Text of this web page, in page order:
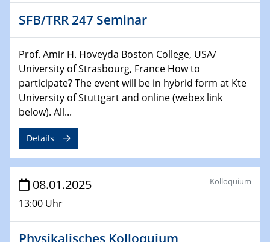
29.01.2025
Physikalisches Kolloquium
Decoding mRNA translation: Computational and
experimental approaches to understanding gene
expression
29.01.2025
GDCh Kolloquium
The Cation Shuffle
30.01.2025
MATURE
SFB/TRR 247 Seminar
Prof. Amir H. Hoveyda Boston College, USA/
University of Strasbourg, France How to
participate? The event will be in hybrid form at Kte
University of Stuttgart and online (webex link
below). All...
Details
08.01.2025
13:00 Uhr
Kolloquium
Physikalisches Kolloquium